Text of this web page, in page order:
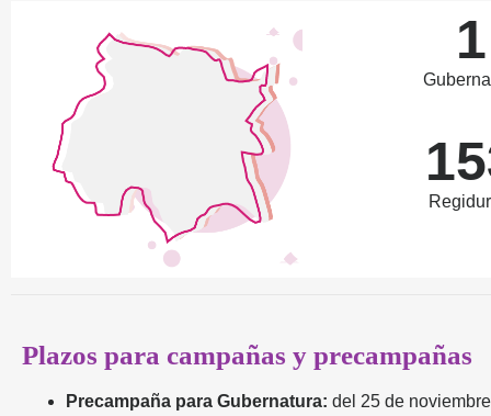
1
Plazos para campañas y precampañas
Precampaña para Gubernatura: del 25 de